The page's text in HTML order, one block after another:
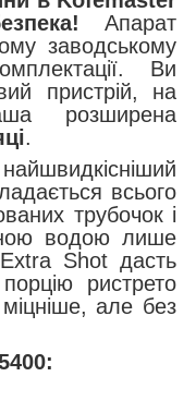
Апарат
заводському
Ви
пристрій, на
розширена
.
всього
трубочок і
водою лише
Shot дасть
ристрето
але без